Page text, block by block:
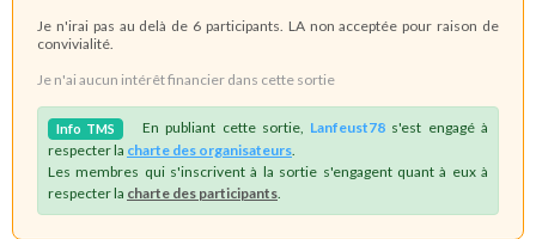
Je n'irai pas au delà de 6 participants. LA non acceptée pour raison de
convivialité.
Je n'ai aucun intérêt financier dans cette sortie
Info TMS En publiant cette sortie, Lanfeust78 s'est engagé à
respecter la charte des organisateurs
Les membres qui s'inscrivent à la sortie s'engagent quant à eux à
respecter la charte des participants